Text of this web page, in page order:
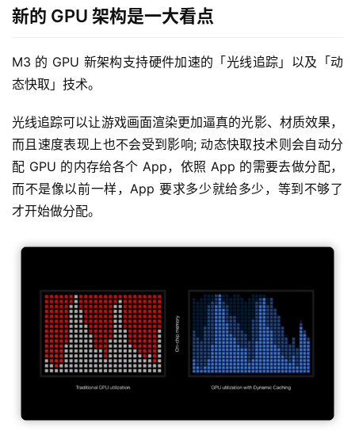
新的 GPU 架构是一大看点
M3 的 GPU 新架构支持硬件加速的「光线追踪」以及「动
态快取」技术。
光线追踪可以让游戏画面渲染更加逼真的光影、材质效果，
而且速度表现上也不会受到影响; 动态快取技术则会自动分
配 GPU 的内存给各个 App，依照 App 的需要去做分配，
而不是像以前一样，App 要求多少就给多少，等到不够了
才开始做分配。